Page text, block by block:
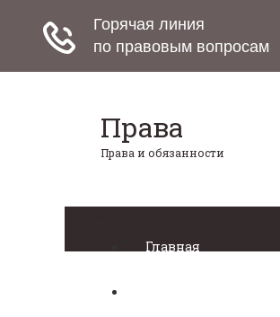
Права
Права и обязанности
Главная